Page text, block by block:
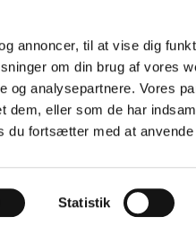
annoncer, til at vise dig
om din brug af vores
og analysepartnere. Vores
dem, eller som de har
fortsætter med at
Statistik